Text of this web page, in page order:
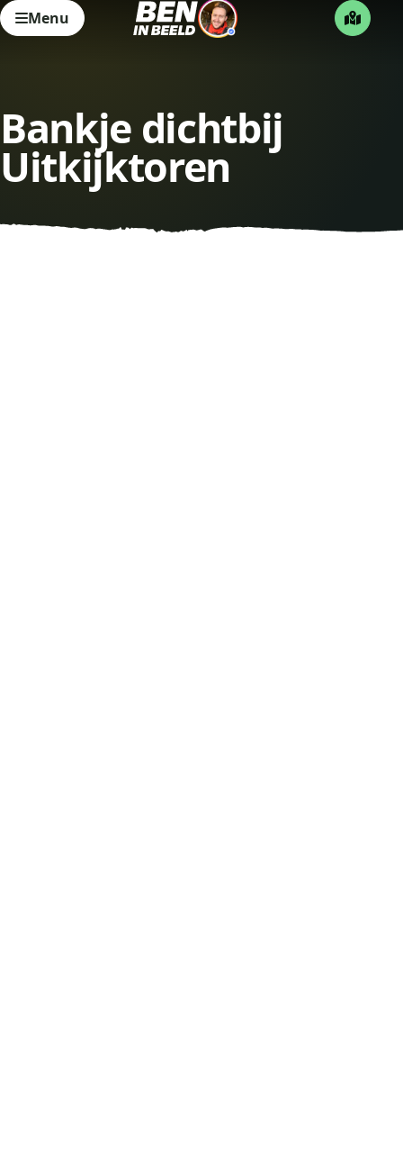
Menu
Bankje dichtbij
Uitkijktoren